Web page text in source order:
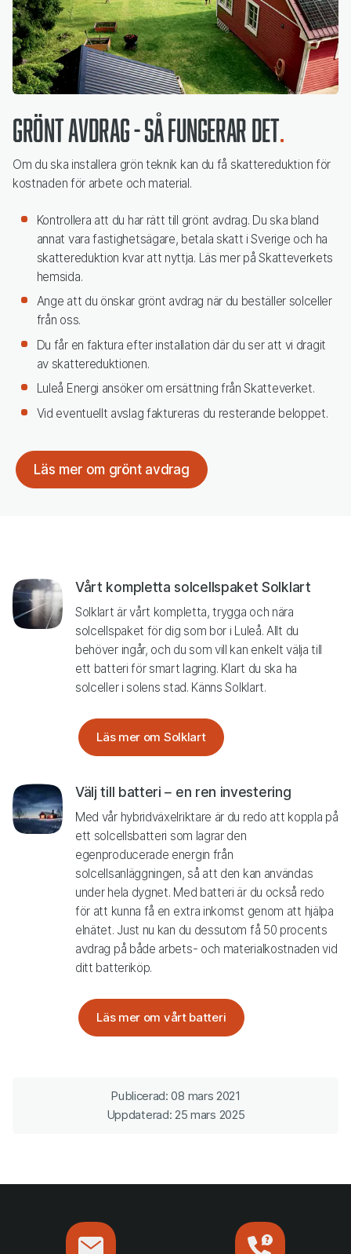
Grönt avdrag - så fungerar det
Om du ska installera grön teknik kan du få skattereduktion för
kostnaden för arbete och material.
Kontrollera att du har rätt till grönt avdrag. Du ska bland
annat vara fastighetsägare, betala skatt i Sverige och ha
skattereduktion kvar att nyttja. Läs mer på Skatteverkets
hemsida.
Ange att du önskar grönt avdrag när du beställer solceller
från oss.
Du får en faktura efter installation där du ser att vi dragit
av skattereduktionen.
Luleå Energi ansöker om ersättning från Skatteverket.
Vid eventuellt avslag faktureras du resterande beloppet.
Läs mer om grönt avdrag
Vårt kompletta solcellspaket Solklart
Solklart är vårt kompletta, trygga och nära
solcellspaket för dig som bor i Luleå. Allt du
behöver ingår, och du som vill kan enkelt välja till
ett batteri för smart lagring. Klart du ska ha
solceller i solens stad. Känns Solklart.
Läs mer om Solklart
Välj till batteri – en ren investering
Med vår hybridväxelriktare är du redo att koppla på
ett solcellsbatteri som lagrar den
egenproducerade energin från
solcellsanläggningen, så att den kan användas
under hela dygnet. Med batteri är du också redo
för att kunna få en extra inkomst genom att hjälpa
elnätet. Just nu kan du dessutom få 50 procents
avdrag på både arbets- och materialkostnaden vid
ditt batteriköp.
Läs mer om vårt batteri
Publicerad: 08 mars 2021
Uppdaterad: 25 mars 2025